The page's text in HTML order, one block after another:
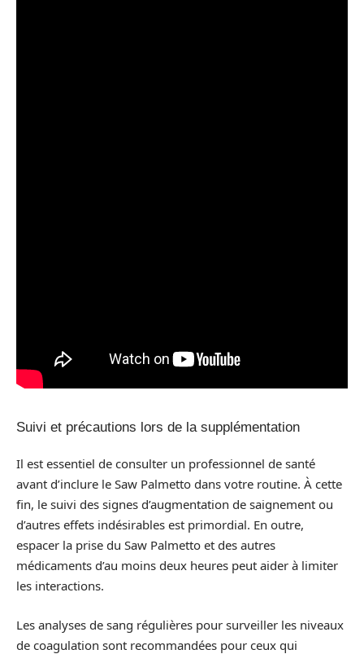
Suivi et précautions lors de la supplémentation
Il est essentiel de consulter un professionnel de santé
avant d’inclure le Saw Palmetto dans votre routine. À cette
fin, le suivi des signes d’augmentation de saignement ou
d’autres effets indésirables est primordial. En outre,
espacer la prise du Saw Palmetto et des autres
médicaments d’au moins deux heures peut aider à limiter
les interactions.
Les analyses de sang régulières pour surveiller les niveaux
de coagulation sont recommandées pour ceux qui